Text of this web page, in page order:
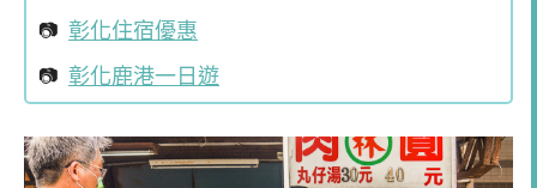
彰化住宿優惠
彰化鹿港一日遊